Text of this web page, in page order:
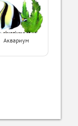
Аквариум